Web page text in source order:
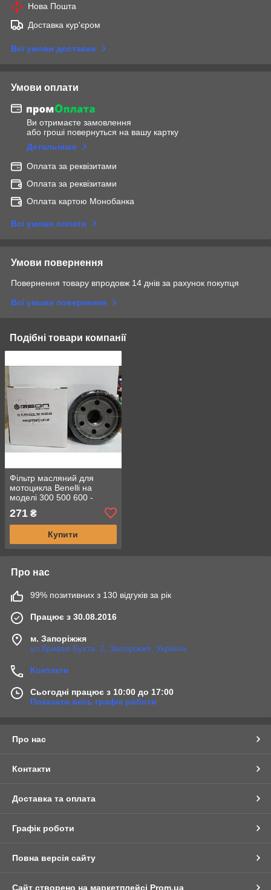
Нова Пошта
Доставка кур'єром
Всі умови доставки
Умови оплати
Ви отримаєте замовлення
або гроші повернуться на вашу картку
Детальніше
Оплата за реквізитами
Оплата за реквізитами
Оплата картою Монобанка
Всі умови оплати
Умови повернення
Повернення товару впродовж 14 днів за рахунок покупця
Всі умови повернення
Подібні товари компанії
Фільтр масляний для
мотоцикла Benelli на
моделі 300 500 600 -
HIFLO HF303, HF303RC,
Champion COF203 tk150
271 ₴
Купити
Про нас
99% позитивних з 130 відгуків за рік
Працює з 30.08.2016
м. Запоріжжя
ул.Кривая Бухта, 2, Запоріжжя, Україна
Контакти
Сьогодні працює з 10:00 до 17:00
Показати весь графік роботи
Про нас
Контакти
Доставка та оплата
Графік роботи
Повна версія сайту
Сайт створено на маркетплейсі Prom.ua